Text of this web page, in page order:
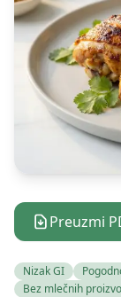
Preuzmi
Nizak GI
Bez mlečnih